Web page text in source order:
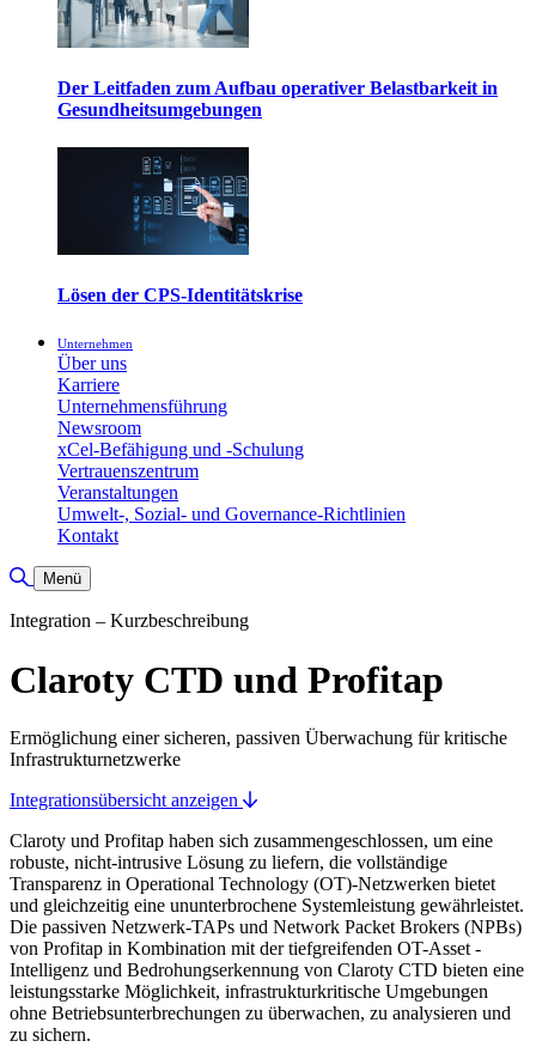
Der Leitfaden zum Aufbau operativer Belastbarkeit in
Gesundheitsumgebungen
Lösen der CPS-Identitätskrise
Unternehmen
Über uns
Karriere
Unternehmensführung
Newsroom
xCel-Befähigung und -Schulung
Vertrauenszentrum
Veranstaltungen
Umwelt-, Sozial- und Governance-Richtlinien
Kontakt
Suche umschalten
Menü
Integration – Kurzbeschreibung
Claroty CTD und Profitap
Ermöglichung einer sicheren, passiven Überwachung für kritische
Infrastrukturnetzwerke
Integrationsübersicht anzeigen
Claroty und Profitap haben sich zusammengeschlossen, um eine
robuste, nicht-intrusive Lösung zu liefern, die vollständige
Transparenz in Operational Technology (OT)-Netzwerken bietet
und gleichzeitig eine ununterbrochene Systemleistung gewährleistet.
Die passiven Netzwerk-TAPs und Network Packet Brokers (NPBs)
von Profitap in Kombination mit der tiefgreifenden OT-Asset -
Intelligenz und Bedrohungserkennung von Claroty CTD bieten eine
leistungsstarke Möglichkeit, infrastrukturkritische Umgebungen
ohne Betriebsunterbrechungen zu überwachen, zu analysieren und
zu sichern.